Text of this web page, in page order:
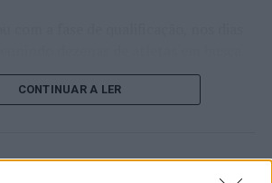
principal. A cerimónia de
a presença do presidente da
que voltou a colocar o
CONTINUAR A LER